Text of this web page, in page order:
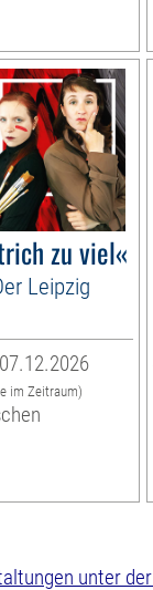
zu viel«
Leipzig
im Zeitraum)